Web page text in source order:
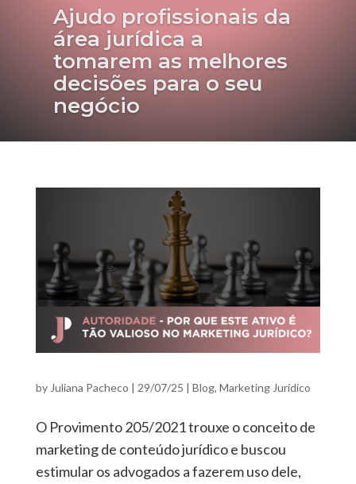
Ajudo profissionais da
área jurídica a
tomarem as melhores
decisões para o seu
negócio
by Juliana Pacheco | 29/07/25 | Blog, Marketing Jurídico
O Provimento 205/2021 trouxe o conceito de
marketing de conteúdo jurídico e buscou
estimular os advogados a fazerem uso dele,